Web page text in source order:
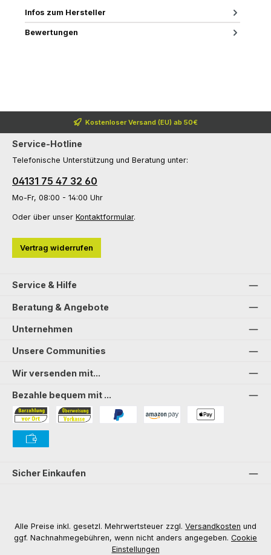
Infos zum Hersteller
Bewertungen
Kostenloser Versand (EU) ab 50€
Service-Hotline
Telefonische Unterstützung und Beratung unter:
04131 75 47 32 60
Mo-Fr, 08:00 - 14:00 Uhr
Oder über unser Kontaktformular.
Vertrag widerrufen
Service & Hilfe
Beratung & Angebote
Unternehmen
Unsere Communities
Wir versenden mit...
Bezahle bequem mit ...
Bezahlung in der Filiale
Sicher Einkaufen
Alle Preise inkl. gesetzl. Mehrwertsteuer zzgl. Versandkosten und
ggf. Nachnahmegebühren, wenn nicht anders angegeben. Cookie
Einstellungen